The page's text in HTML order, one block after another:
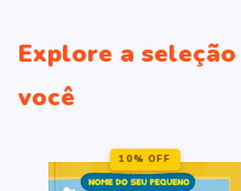
Explore a
você
10% OFF